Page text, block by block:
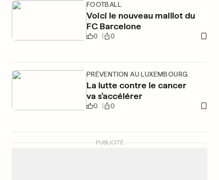
FOOTBALL
Voici le nouveau maillot du
FC Barcelone
0 0
PRÉVENTION AU LUXEMBOURG
La lutte contre le cancer
va s'accélérer
0 0
PUBLICITÉ